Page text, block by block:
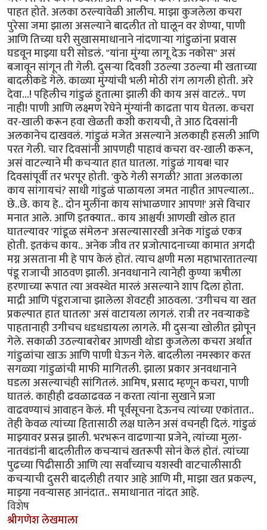
पाहत होते. अलका ठरल्यावेळी आलीच. माझा कुजलेला कचरा
पुरेसा जमा झाला असल्याने बादलीत तो घालून वर शेण्या, पाणी
आणि तिच्या घरी सुखासमाधानाने नांदणाऱ्या गांडुळांना प्रवास
घडवून माझ्या घरी सोडलं. "यांना मुंग्या लागू देऊ नकोस" असं
बजावून सांगून ती गेली. दुसऱ्या दिवशी उठल्या उठल्या मी खताच्या
बादलीकडे गेले. काळ्या मुंग्यांची भली मोठी रांग लागली होती. अरे
देवा...! पहिलीच गांडुळं हुतात्मा झाली की काय असं वाटलं.. पण
नाही! पाणी आणि लक्ष्मण रेघेने मुंग्यांनी काढता पाय घेतला. कचरा
वर-खाली करून हवा खेळती कशी करायची, ते आठ दिवसांनी
अलकानेच दाखवलं. गांडुळं मजेत असल्याने अलकाही हसली आणि
परत गेली. चार दिवसांनी आपणही पाहावं कचरा वर-खाली करून,
असं वाटल्याने मी कचऱ्यात हात घातला. गांडुळं गायब! चार
दिवसांपूर्वी तर भरपूर होती. 'कुठे गेली सगळी? आता अलकाला
काय सांगायचं? साधी गांडुळं पाळायला जमत नाहीत आपल्याला..
छे..छे. काय हे.. दोन मुलींना काय सांभाळणार आपण!' असे विचार
मनात आले. आणि इतक्यात.. काय आश्चर्य! आणखी खोल हात
घातल्यावर 'गांडूळ संमेलन' असल्यासारखी अनेक गांडुळं एकत्र
होती. इतकंच काय.. अनेक जीव तर प्रजोत्पादनाच्या कामात अगदी
मग्न असताना मी हे पाप केलं होतं. त्याच क्षणी मला महाभारतातल्या
पंडू राजाची आठवण झाली. अनवधानाने त्यानेही कुण्या ऋषीला
हरणाच्या रूपात त्या अवस्थेत मारलं असल्याने शाप दिला होता.
माद्री आणि पंडूराजाचा झालेला शेवटही आठवला. 'उगीचच या खत
प्रकल्पात हात घातला' असं वाटायला लागलं. रात्री तर नवऱ्याकडे
पाहतानाही उगीचच धडधडायला लागले. मी दुसऱ्या खोलीत झोपून
गेले. सकाळी उठल्याबरोबर आणखी थोडा कुजलेला कचरा अर्थात
गांडुळांचा खाऊ आणि पाणी घेऊन गेले. बादलीला नमस्कार करत
सगळ्या गांडुळांची माफी मागितली. झाला प्रकार अनवधानाने
घडला असल्याचंही सांगितलं. आमिष, प्रसाद म्हणून कचरा, पाणी
घातलं. काहीही ढवळाढवळ न करता त्यांना सुखाने प्रजा
वाढवण्याचं आवाहन केलं. मी पूर्वसूचना देऊनच त्यांच्या एकांतात..
तेही केवळ त्यांच्या हितासाठी लक्ष घालेन असं वचनही दिलं. गांडुळं
माझ्यावर प्रसन्न झाली. भरभरून वाढणाऱ्या प्रजेने, त्यांच्या मुला-
नातवंडांनी बादलीतील कचऱ्याचं खतरूपी सोनं केलं होतं. त्यांच्या
पुढच्या पिढीसाठी आणि त्या सर्वांच्याच यशस्वी वाटचालीसाठी
कचऱ्याची दुसरी बादलीही तयार आहे आणि मी, माझा खत प्रकल्प,
माझ्या नवऱ्यासह आनंदात.. समाधानात नांदत आहे.
विशेष
श्रीगणेश लेखमाला